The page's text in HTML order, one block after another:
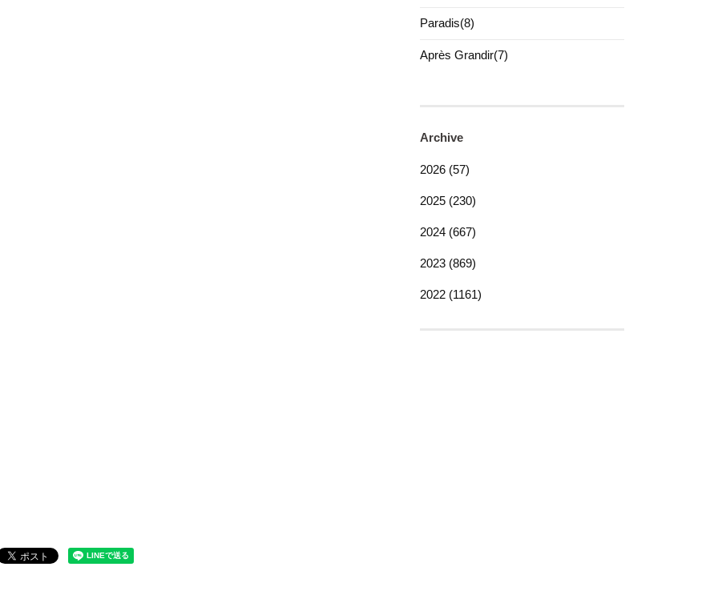
Paradis(8)
Après Grandir(7)
Archive
2026 (57)
2025 (230)
2024 (667)
2023 (869)
2022 (1161)